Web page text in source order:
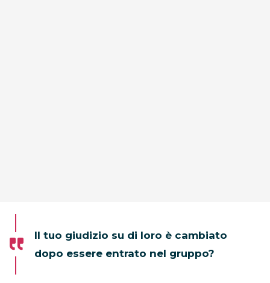
Il tuo giudizio su di loro è cambiato
dopo essere entrato nel gruppo?